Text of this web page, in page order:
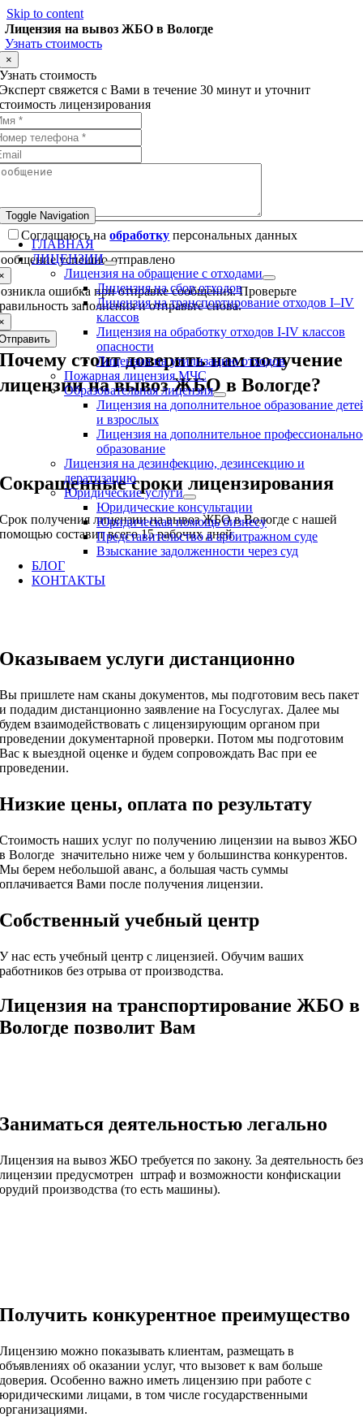
Skip to content
Toggle Navigation
ГЛАВНАЯ
ЛИЦЕНЗИИ
Лицензия на обращение с отходами
Лицензия на сбор отходов
Лицензия на транспортирование отходов I–IV
классов
Лицензия на обработку отходов I-IV классов
опасности
Лицензия на утилизацию отходов
Пожарная лицензия МЧС
Образовательная лицензия
Лицензия на дополнительное образование
и взрослых
Лицензия на дополнительное
образование
Лицензия на дезинфекцию, дезинсекцию и
дератизацию
Юридические услуги
Юридические консультации
Юридическая помощь бизнесу
Представительство в арбитражном суде
Взыскание задолженности через суд
БЛОГ
КОНТАКТЫ
Лицензия на вывоз ЖБО в Вологде
Узнать стоимость
×
Узнать стоимость
Эксперт свяжется с Вами в течение 30 минут и уточнит
стоимость лицензирования
Соглашаюсь наобработку персональных данных
успешно отправлено
ошибка при отправке сообщения. Проверьте
заполнения и отправьте снова.
Почему стоит доверить нам получение
лицензии на вывоз ЖБО в Вологде?
Сокращенные сроки лицензирования
Срок получения лицензии на вывоз ЖБО в Вологде с нашей
помощью составит всего 15 рабочих дней
Оказываем услуги дистанционно
Вы пришлете нам сканы документов, мы подготовим весь пакет
и подадим дистанционно заявление на Госуслугах. Далее мы
будем взаимодействовать с лицензирующим органом при
проведении документарной проверки. Потом мы подготовим
Вас к выездной оценке и будем сопровождать Вас при ее
проведении.
Низкие цены, оплата по результату
Стоимость наших услуг по получению лицензии на вывоз ЖБО
в Вологде значительно ниже чем у большинства конкурентов.
Мы берем небольшой аванс, а большая часть суммы
оплачивается Вами после получения лицензии.
Собственный учебный центр
У нас есть учебный центр с лицензией. Обучим ваших
работников без отрыва от производства.
Лицензия на транспортирование ЖБО в
Вологде позволит Вам
Заниматься деятельностью легально
Лицензия на вывоз ЖБО требуется по закону. За деятельность без
лицензии предусмотрен штраф и возможности конфискации
орудий производства (то есть машины).
Получить конкурентное преимущество
Лицензию можно показывать клиентам, размещать в
объявлениях об оказании услуг, что вызовет к вам больше
доверия. Особенно важно иметь лицензию при работе с
юридическими лицами, в том числе государственными
организациями.